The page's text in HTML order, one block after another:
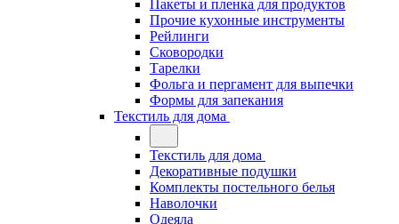
Пакеты и пленка для продуктов
Прочие кухонные инструменты
Рейлинги
Сковородки
Тарелки
Фольга и пергамент для выпечки
Формы для запекания
Текстиль для дома
Текстиль для дома
Декоративные подушки
Комплекты постельного белья
Наволочки
Одеяла